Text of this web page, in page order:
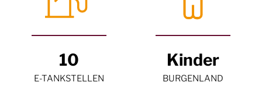
10
E-TANKSTELLEN
Kinder
BURGENLAND